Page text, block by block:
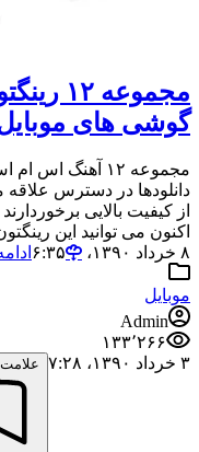
گوشی های
مجموعه ۱۲ آهنگ
دانلودها در دسترس علاقه
اکنون می توانید این
۸ خرداد ۱۳۹۰،‏ ۶:۳۵
موبایل
Admin
۱۳۳٬۲۶۶
۳ خرداد ۱۳۹۰،‏ ۷:۲۸